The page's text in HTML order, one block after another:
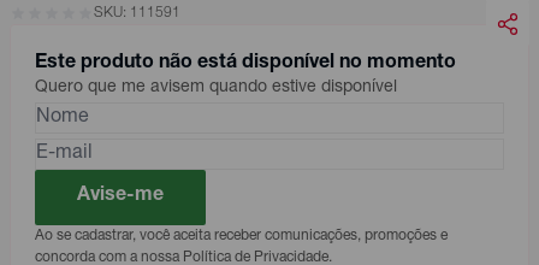
SKU: 111591
Este produto não está disponível no momento
Quero que me avisem quando estive disponível
Avise-me
Ao se cadastrar, você aceita receber comunicações, promoções e
concorda com a nossa Política de Privacidade.